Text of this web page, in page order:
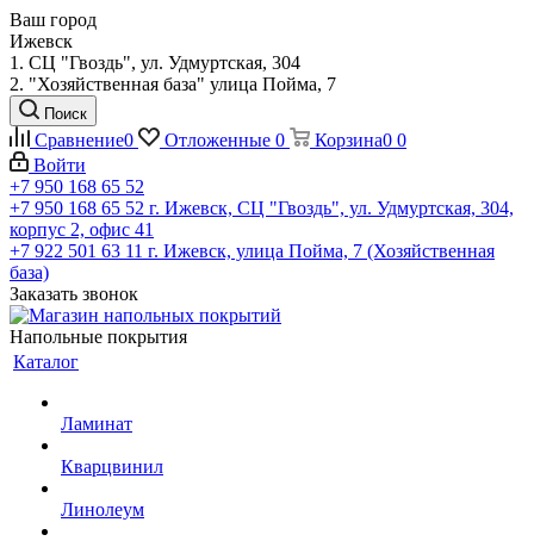
Ваш город
Ижевск
1. СЦ "Гвоздь", ул. Удмуртская, 304
2. "Хозяйственная база" улица Пойма, 7
Поиск
Сравнение0 Отложенные 0 Корзина0 0
Войти
+7 950 168 65 52
+7 950 168 65 52 г. Ижевск, СЦ "Гвоздь", ул. Удмуртская, 304,
корпус 2, офис 41
+7 922 501 63 11 г. Ижевск, улица Пойма, 7 (Хозяйственная
база)
Заказать звонок
Напольные покрытия
Каталог
Ламинат
Кварцвинил
Линолеум